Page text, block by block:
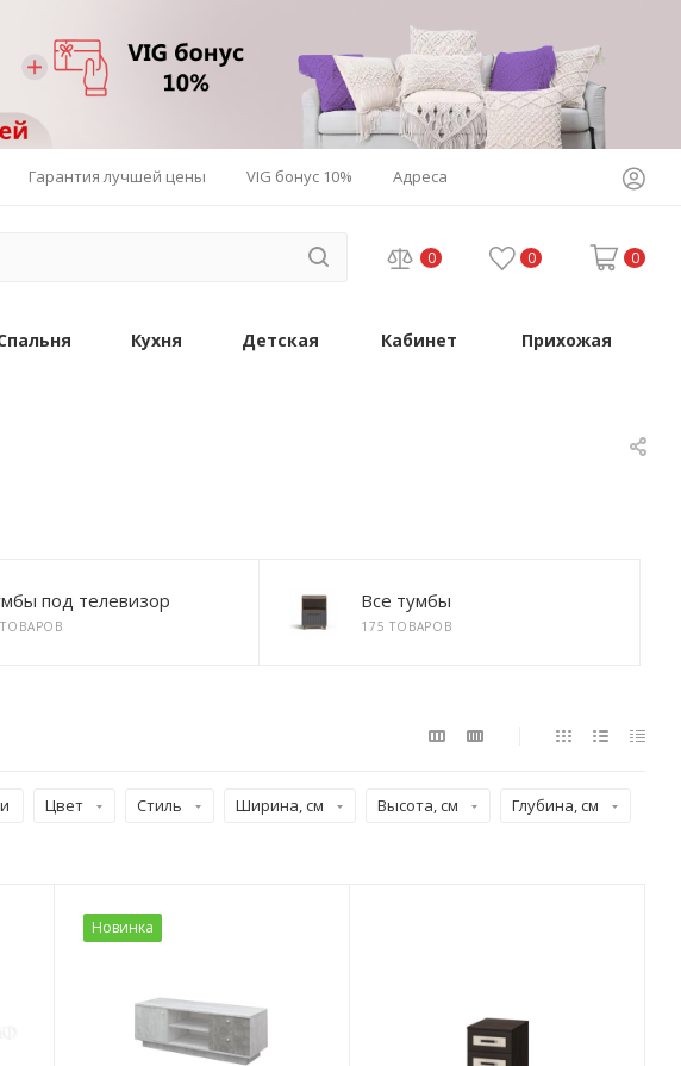
Гарантия лучшей цены VIG бонус 10% Адреса
0 0 0
Кухня Детская Кабинет Прихожая
под телевизор Все тумбы
175 ТОВАРОВ
Цвет Стиль Ширина, см Высота, см Глубина, см
Новинка